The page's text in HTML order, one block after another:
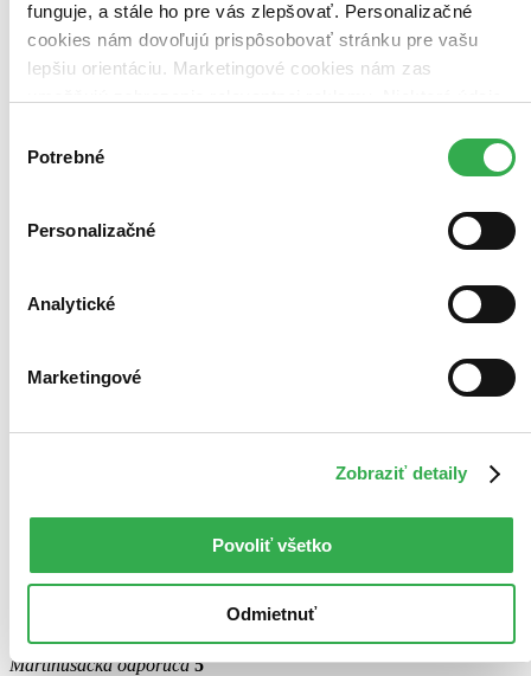
funguje, a stále ho pre vás zlepšovať. Personalizačné
cookies nám dovoľujú prispôsobovať stránku pre vašu
lepšiu orientáciu. Marketingové cookies nám zas
keby sme mohli používať všetky tieto cookies. Ďakujeme!
súhlasu
Potrebné
Personalizačné
Analytické
Marketingové
Zobraziť detaily
Povoliť všetko
Odmietnuť
Motýľ
Martinusáčka odporúča5